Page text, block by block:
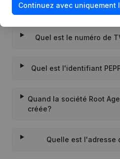
Questions fréquemment
Quel est le numéro de
Quel est l'identifiant
Quand la société Root
créée?
Quelle est l'adresse
Continuez avec